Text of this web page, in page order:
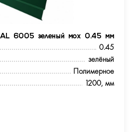
6005 зеленый мох 0.45 мм
0.45
зелёный
Полимерное
1200, мм